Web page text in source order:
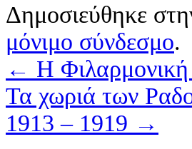
Δημοσιεύθηκε
μόνιμο σύνδεσμο.
← Η
Τα χωριά των
1913 – 1919 →